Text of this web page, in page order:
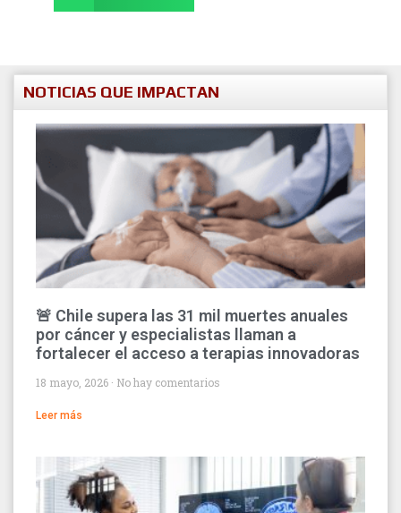
NOTICIAS QUE IMPACTAN
🚨 Chile supera las 31 mil muertes anuales
por cáncer y especialistas llaman a
fortalecer el acceso a terapias innovadoras
18 mayo, 2026 No hay comentarios
Leer más